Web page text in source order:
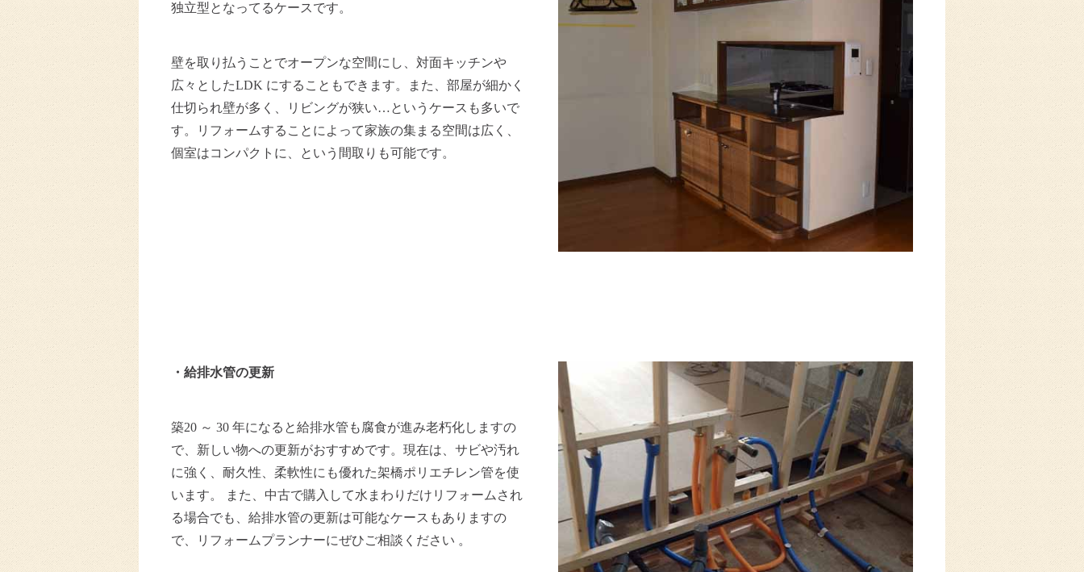
独立型となってるケースです。
壁を取り払うことでオープンな空間にし、対面キッチンや
広々としたLDK にすることもできます。また、部屋が細かく
仕切られ壁が多く、リビングが狭い…というケースも多いで
す。リフォームすることによって家族の集まる空間は広く、
個室はコンパクトに、という間取りも可能です。
・ 給排水管の更新
築20 ～ 30 年になると給排水管も腐食が進み老朽化しますの
で、新しい物への更新がおすすめです。現在は、サビや汚れ
に強く、耐久性、柔軟性にも優れた架橋ポリエチレン管を使
います。 また、中古で購入して水まわりだけリフォームされ
る場合でも、給排水管の更新は可能なケースもありますの
で、リフォームプランナーにぜひご相談ください 。